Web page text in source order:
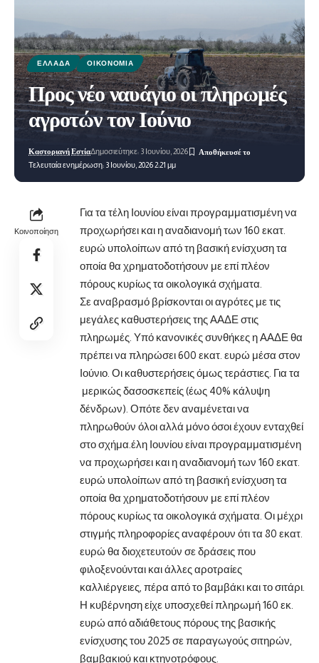
ΕΛΛΆΔΑ ΟΙΚΟΝΟΜΊΑ
Προς νέο ναυάγιο οι πληρωμές
αγροτών τον Ιούνιο
Τελευταία ενημέρωση: 3 Ιουνίου, 2026 2:21 μμ
Καστοριανή ΕστίαΔημοσιεύτηκε: 3 Ιουνίου, 2026
Κοινοποίηση
Για τα τέλη Ιουνίου είναι προγραμματισμένη να
προχωρήσει και η αναδιανομή των 160 εκατ.
ευρώ υπολοίπων από τη βασική ενίσχυση τα
οποία θα χρηματοδοτήσουν με επί πλέον
πόρους κυρίως τα οικολογικά σχήματα.
Σε αναβρασμό βρίσκονται οι αγρότες με τις
μεγάλες καθυστερήσεις τηςΑΑΔΕ στις
πληρωμές. Υπό κανονικές συνθήκες η ΑΑΔΕ θα
πρέπει να πληρώσει 600 εκατ. ευρώ μέσα στον
Ιούνιο. Οι καθυστερήσεις όμως τεράστιες. Για τα
μερικώς δασοσκεπείς (έως 40% κάλυψη
δένδρων). Οπότε δεν αναμένεται να
πληρωθούν όλοι αλλά μόνο όσοι έχουν ενταχθεί
στο σχήμα.έλη Ιουνίου είναι προγραμματισμένη
να προχωρήσει και η αναδιανομή των 160 εκατ.
ευρώ υπολοίπων από τη βασική ενίσχυση τα
οποία θα χρηματοδοτήσουν με επί πλέον
πόρους κυρίως τα οικολογικά σχήματα. Οι μέχρι
στιγμής πληροφορίες αναφέρουν ότι τα 80 εκατ.
ευρώ θα διοχετευτούν σε δράσεις που
φιλοξενούνται και άλλες αροτραίες
καλλιέργειες, πέρα από το βαμβάκι και το σιτάρι.
Η κυβέρνηση είχε υποσχεθεί πληρωμή 160 εκ.
ευρώ από αδιάθετους πόρους της βασικής
ενίσχυσης του 2025 σε παραγωγούς σιτηρών,
βαμβακιού και κτηνοτρόφους.